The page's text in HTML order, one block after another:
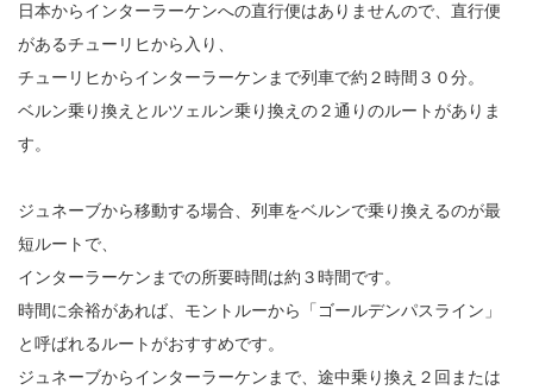
日本からインターラーケンへの直行便はありませんので、直行便
があるチューリヒから入り、
チューリヒからインターラーケンまで列車で約２時間３０分。
ベルン乗り換えとルツェルン乗り換えの２通りのルートがありま
す。
ジュネーブから移動する場合、列車をベルンで乗り換えるのが最
短ルートで、
インターラーケンまでの所要時間は約３時間です。
時間に余裕があれば、モントルーから「ゴールデンパスライン」
と呼ばれるルートがおすすめです。
ジュネーブからインターラーケンまで、途中乗り換え２回または